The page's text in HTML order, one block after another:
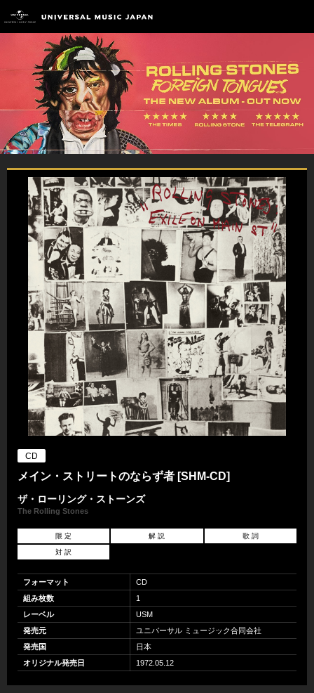
CD
メイン・ストリートのならず者 [SHM-CD]
ザ・ローリング・ストーンズ
The Rolling Stones
限 定 解 説 歌 詞
対 訳
フォーマット
CD
組み枚数
1
レーベル
USM
発売元
ユニバーサル ミュージック合同会社
発売国
日本
オリジナル発売日
1972.05.12